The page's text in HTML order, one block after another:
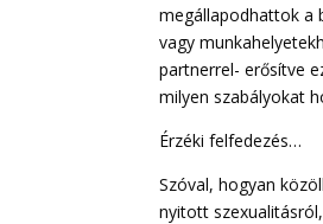
megállapodhattok a
vagy
partnerrel- erősítve
milyen szabályokat
Érzéki felfedezés…
Szóval, hogyan
nyitott